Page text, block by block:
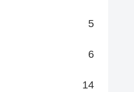
5
6
14